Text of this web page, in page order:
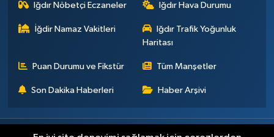
Iğdır Nöbetçi Eczaneler Iğdır Hava Durumu
İğdir Namaz Vakitleri
Iğdır Trafik Yoğunluk
Haritası
Puan Durumu ve Fikstür Tüm Manşetler
Son Dakika Haberleri Haber Arşivi